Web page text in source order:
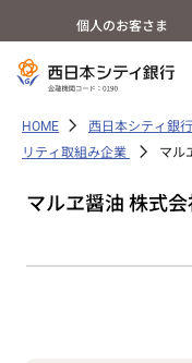
個人のお客さま
HOME 西日本シティ銀
リティ取組み企業
マル
マルヱ醤油 株式会